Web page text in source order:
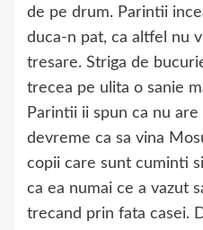
de pe drum. Parintii
duca-n pat, ca altfel nu
tresare. Striga de
trecea pe ulita o sanie
Parintii ii spun ca nu
devreme ca sa vina
copii care sunt cuminti
ca ea numai ce a vazut
trecand prin fata casei.